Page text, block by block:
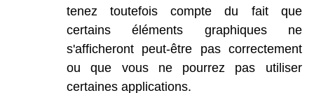
tenez
toutefois compte du fait
que
certains
éléments graphiques
ne
s'afficheront peut-être pas correctement
ou
que vous ne pourrez pas
utiliser
certaines applications.